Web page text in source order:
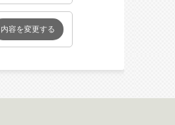
内容を変更する